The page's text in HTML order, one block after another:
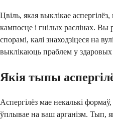
Цвіль, якая выклікае
кампосце і гнілых раслінах. Вы
спорамі, калі знаходзіцеся на
выклікаюць праблем у
Якія тыпы
Аспергілёз мае некалькі
ўплывае на ваш арганізм. Тып,